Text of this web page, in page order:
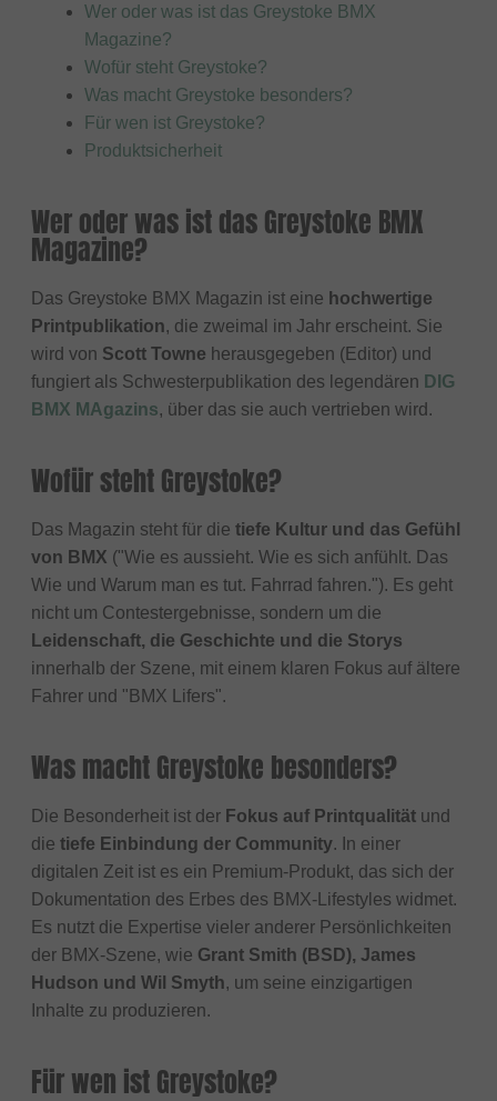
Wer oder was ist das Greystoke BMX
Magazine?
Wofür steht Greystoke?
Was macht Greystoke besonders?
Für wen ist Greystoke?
Produktsicherheit
Wer oder was ist das Greystoke BMX
Magazine?
Das Greystoke BMX Magazin ist eine hochwertige
Printpublikation, die zweimal im Jahr erscheint. Sie
wird von Scott Towne herausgegeben (Editor) und
fungiert als Schwesterpublikation des legendären DIG
BMX MAgazins, über das sie auch vertrieben wird.
Wofür steht Greystoke?
Das Magazin steht für die tiefe Kultur und das Gefühl
von BMX ("Wie es aussieht. Wie es sich anfühlt. Das
Wie und Warum man es tut. Fahrrad fahren."). Es geht
nicht um Contestergebnisse, sondern um die
Leidenschaft, die Geschichte und die Storys
innerhalb der Szene, mit einem klaren Fokus auf ältere
Fahrer und "BMX Lifers".
Was macht Greystoke besonders?
Die Besonderheit ist der Fokus auf Printqualität und
die tiefe Einbindung der Community. In einer
digitalen Zeit ist es ein Premium-Produkt, das sich der
Dokumentation des Erbes des BMX-Lifestyles widmet.
Es nutzt die Expertise vieler anderer Persönlichkeiten
der BMX-Szene, wie Grant Smith (BSD), James
Hudson und Wil Smyth, um seine einzigartigen
Inhalte zu produzieren.
Für wen ist Greystoke?